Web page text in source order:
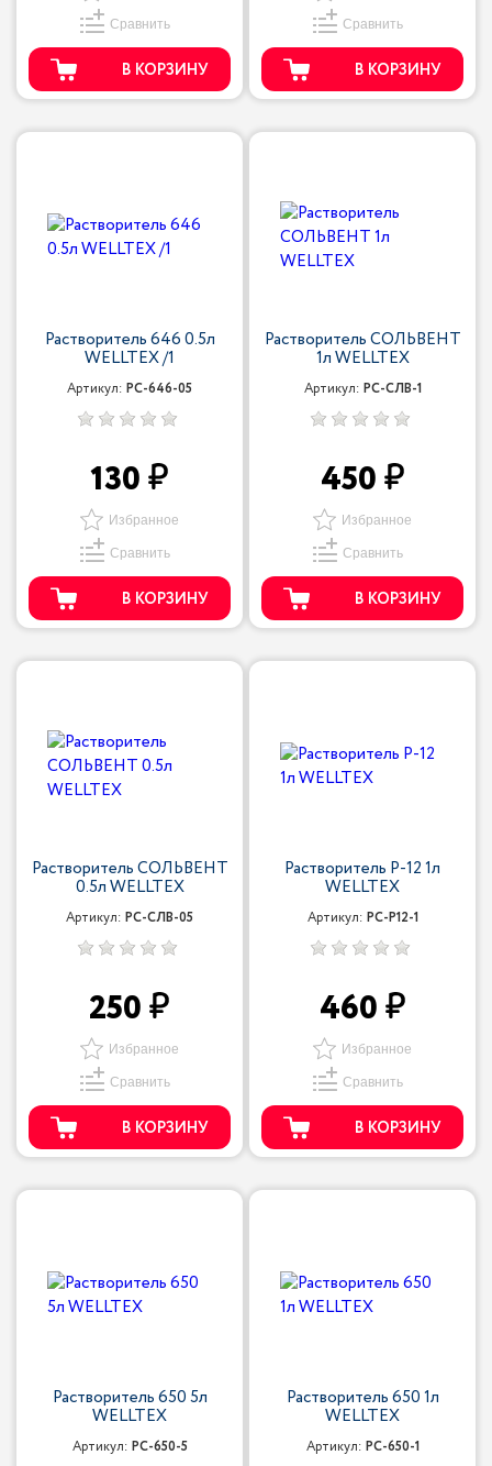
Сравнить
В КОРЗИНУ
Сравнить
В КОРЗИНУ
Растворитель 646 0.5л
WELLTEX /1
Артикул: РС-646-05
130
Избранное
Сравнить
В КОРЗИНУ
Растворитель СОЛЬВЕНТ
1л WELLTEX
Артикул: РС-СЛВ-1
450
Избранное
Сравнить
В КОРЗИНУ
Растворитель СОЛЬВЕНТ
0.5л WELLTEX
Артикул: РС-СЛВ-05
250
Избранное
Сравнить
В КОРЗИНУ
Растворитель Р-12 1л
WELLTEX
Артикул: РС-Р12-1
460
Избранное
Сравнить
В КОРЗИНУ
Растворитель 650 5л
WELLTEX
Артикул: РС-650-5
Растворитель 650 1л
WELLTEX
Артикул: РС-650-1